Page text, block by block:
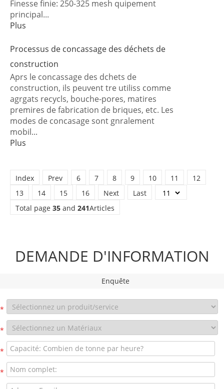
Finesse finie: 250-325 mesh quipement
principal...
Plus
Processus de concassage des déchets de
construction
Aprs le concassage des dchets de
construction, ils peuvent tre utiliss comme
agrgats recycls, bouche-pores, matires
premires de fabrication de briques, etc. Les
modes de concasage sont gnralement
mobil...
Plus
Index Prev 6 7 8 9 10 11
12
13
14 15 16 Next
Last
Total page 35 and 241Articles
DEMANDE D'INFORMATION
Enquête
*
*
*
*